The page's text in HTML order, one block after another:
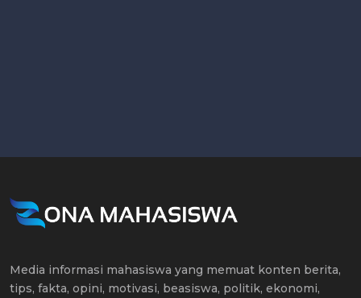
Media informasi mahasiswa yang memuat konten berita,
tips, fakta, opini, motivasi, beasiswa, politik, ekonomi,